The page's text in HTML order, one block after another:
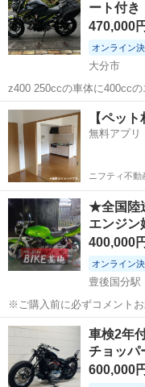
の他問い合わせ下...ート付
470,000円
オンライン
大分市
z400 250ccの車体に400ccの
400ccツインエンジンでは
高785ミリなので足付きもかなり良いです。
きま...
大分 大分市 カワサ
【ペッ
無料アプリ
ニフティ不動
★全国陸
エンジン
400,000円
オンライン
豊後国分駅
※ご購入前に必ずコメントお願いします ※定型文
には返信いたしかねます ※表記の価格は店頭価格です。オンライン決
済ご希望の場合は、別途手数料がかかり
い合わせされる方が増えて
大分 大分市 豊後国
車検2年
チョッパ
600,000円